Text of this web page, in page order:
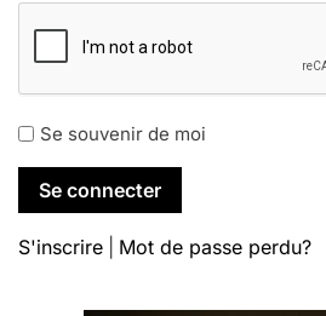
Se souvenir de moi
S'inscrire Mot de passe perdu?